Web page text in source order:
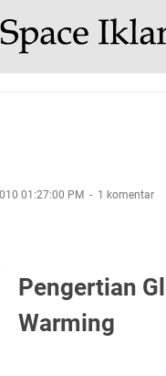
01:27:00 PM 1 komentar
Pengertian
Warming